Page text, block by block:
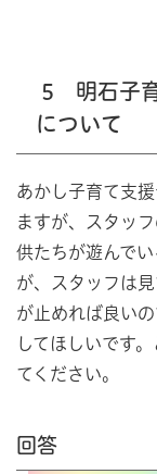
5 明石子育
について
あかし子育て支
ますが、スタッ
供たちが遊んで
が、スタッフは
が止めれば良い
してほしいです
てください。
回答